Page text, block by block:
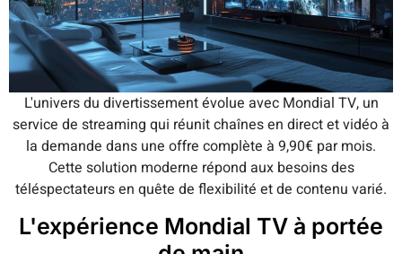
L'univers du divertissement évolue avec Mondial TV, un
service de streaming qui réunit chaînes en direct et vidéo à
la demande dans une offre complète à 9,90€ par mois.
Cette solution moderne répond aux besoins des
téléspectateurs en quête de flexibilité et de contenu varié.
L'expérience Mondial TV à portée